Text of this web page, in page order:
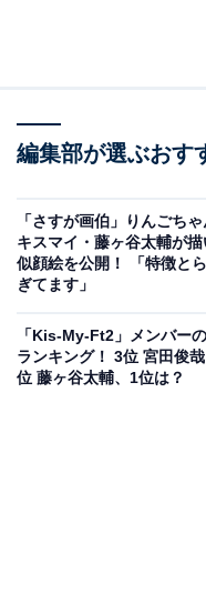
編集部が選ぶおす
「さすが画伯」りんごちゃ
キスマイ・藤ヶ谷太輔が描
似顔絵を公開！ 「特徴と
ぎてます」
「Kis-My-Ft2」メンバー
ランキング！ 3位 宮田俊
位 藤ヶ谷太輔、1位は？